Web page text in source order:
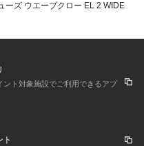
により、掲載画像と実際の
ます。
ーツゼビオ ゼビオ Super S
トン用品 バトミントン バ
動靴 スポーツシューズ 25
ーズ ウエーブクロー EL 2 WIDE
ト対象施設でご利用できるアプ